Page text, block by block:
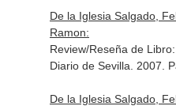
De la Iglesia Salgado,
Ramon:
Review/Reseña de
Diario de Sevilla . 2007.
De la Iglesia Salgado,